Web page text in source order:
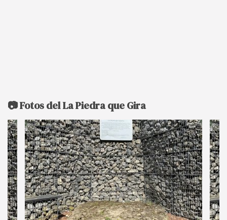
📷 Fotos del La Piedra que Gira